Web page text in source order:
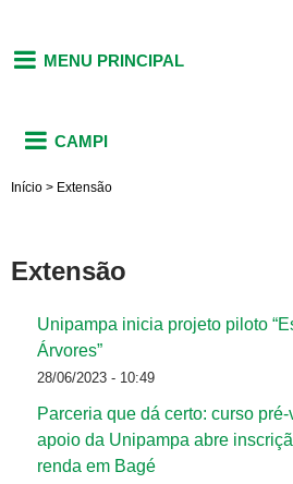
MENU PRINCIPAL
CAMPI
Início > Extensão
Extensão
Unipampa inicia projeto piloto
Árvores”
28/06/2023 - 10:49
Parceria que dá certo: curso
apoio da Unipampa abre
renda em Bagé